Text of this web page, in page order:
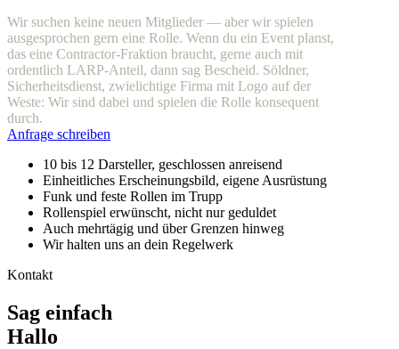
Wir suchen keine neuen Mitglieder — aber wir spielen
ausgesprochen gern eine Rolle. Wenn du ein Event planst,
das eine Contractor-Fraktion braucht, gerne auch mit
ordentlich LARP-Anteil, dann sag Bescheid. Söldner,
Sicherheitsdienst, zwielichtige Firma mit Logo auf der
Weste: Wir sind dabei und spielen die Rolle konsequent
durch.
Anfrage schreiben
10 bis 12 Darsteller, geschlossen anreisend
Einheitliches Erscheinungsbild, eigene Ausrüstung
Funk und feste Rollen im Trupp
Rollenspiel erwünscht, nicht nur geduldet
Auch mehrtägig und über Grenzen hinweg
Wir halten uns an dein Regelwerk
Kontakt
Sag einfach
Hallo